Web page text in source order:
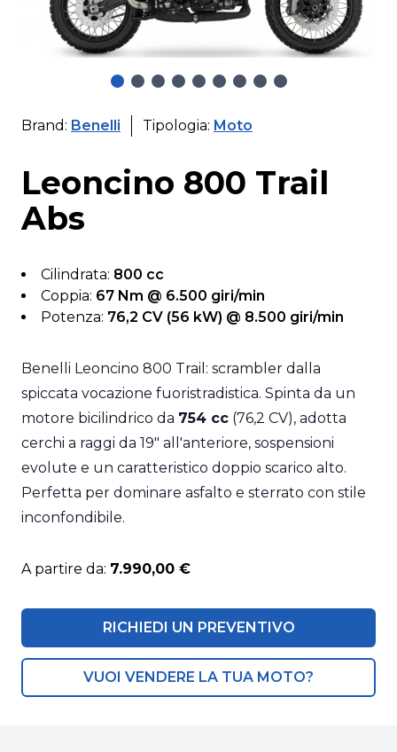
Brand: Benelli Tipologia: Moto
Leoncino 800 Trail
Abs
Cilindrata: 800 cc
Coppia: 67 Nm @ 6.500 giri/min
Potenza: 76,2 CV (56 kW) @ 8.500 giri/min
Benelli Leoncino 800 Trail: scrambler dalla
spiccata vocazione fuoristradistica. Spinta da un
motore bicilindrico da 754 cc (76,2 CV), adotta
cerchi a raggi da 19" all'anteriore, sospensioni
evolute e un caratteristico doppio scarico alto.
Perfetta per dominare asfalto e sterrato con stile
inconfondibile.
A partire da: 7.990,00 €
RICHIEDI UN PREVENTIVO
VUOI VENDERE LA TUA MOTO?